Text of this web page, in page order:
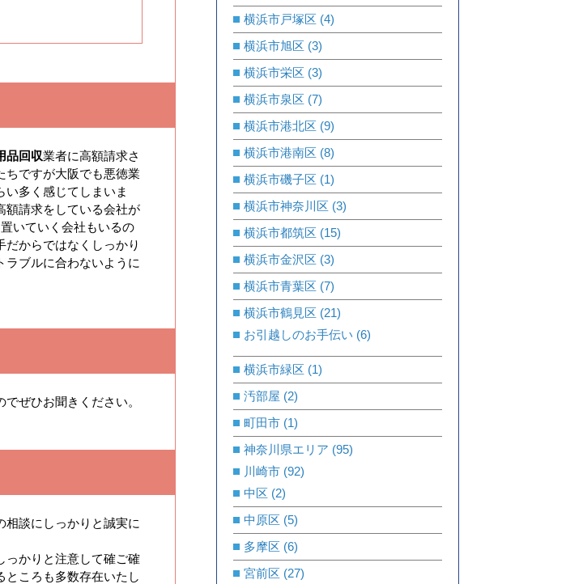
品回収業者に高額請求さ
ちですが大阪でも悪徳業
多く感じてしまいま
額請求をしている会社が
いていく会社もいるの
からではなくしっかり
ラブルに合わないように
ぜひお聞きください。
相談にしっかりと誠実に
っかりと注意して確ご確
ころも多数存在いたし
横浜市戸塚区 (4)
横浜市旭区 (3)
横浜市栄区 (3)
横浜市泉区 (7)
横浜市港北区 (9)
横浜市港南区 (8)
横浜市磯子区 (1)
横浜市神奈川区 (3)
横浜市都筑区 (15)
横浜市金沢区 (3)
横浜市青葉区 (7)
横浜市鶴見区 (21)
お引越しのお手伝い (6)
横浜市緑区 (1)
汚部屋 (2)
町田市 (1)
神奈川県エリア (95)
川崎市 (92)
中区 (2)
中原区 (5)
多摩区 (6)
宮前区 (27)